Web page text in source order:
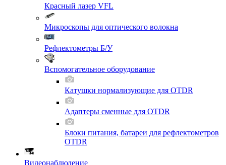
Красный лазер VFL
Микроскопы для оптического волокна
Рефлектометры Б/У
Вспомогательное оборудование
Катушки нормализующие для OTDR
Адаптеры сменные для OTDR
Блоки питания, батареи для рефлектометров
OTDR
Видеонаблюдение